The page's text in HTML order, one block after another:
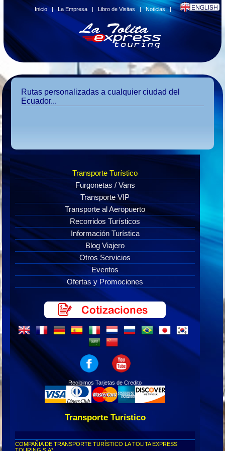
Inicio |La Empresa |Libro de Visitas |Noticias|
Rutas personalizadas a cualquier ciudad del
Ecuador...
Transporte Turístico
Furgonetas / Vans
Transporte VIP
Transporte al Aeropuerto
Recorridos Turísticos
Información Turística
Blog Viajero
Otros Servicios
Eventos
Ofertas y Promociones
Recibimos Tarjetas de Credito
Transporte Turístico
COMPAÑIA DE TRANSPORTE TURÍSTICO LA TOLITA EXPRESS